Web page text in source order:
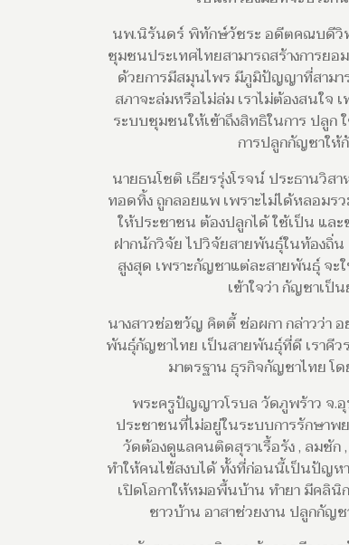
นพ.นิรันดร์ พิทักษ์วัชระ อดีตคณบดีวิท
ชุมชนประเทศไทยสามารถสร้างการย
ด้วยการมีสมุนไพร มีภูมิปัญญาที่สาม
สภาจะล่มหรือไม่ล่ม เราไม่ต้องสนใจ
ระบบชุมชนให้เข้าถึงสิทธิในการ ปลูก
การปลูกกัญชาให้
นายธนโชติ เธียรรุ่งโรจน์ ประธานวิ
ทอดทิ้ง ถูกลอยแพ เพราะไม่ได้หลอมร
ให้ประชาชน ต้องปลูกได้ ใช้เป็น แ
ฝากนักวิจัย ไปวิจัยสายพันธุ์ในท้องถิ่
สูงสุด เพราะกัญชาแต่ละสายพันธุ์ จะ
เข้าใจว่า กัญชาเป็
นางสาวช่อขวัญ คิตตี้ ช่อผกา กล่าวว่า
พันธุ์กัญชาไทย เป็นสายพันธุ์ที่ดี เราคีว
มาตรฐาน ธุรกิจกัญชาไทย โ
พระครูปัญญาวโรบล วัดภูพร้าว จ.
ประชาชนที่ไม่อยู่ในระบบการรักษา
วัดต้องดูแลคนติดสุราเรื้อรัง , ลมชัก
ทำให้คนไข้สงบได้ ทั้งที่ก่อนนี้เป็นปัญห
เปิดโอกาให้หมอพื้นบ้าน ทำยา มีคลินิ
ชาวบ้าน อาสาช่วยงาน ปลูกกั